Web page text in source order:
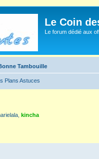
Le Coin
Le forum dédié aux
Tambouille
Plans Astuces
kincha